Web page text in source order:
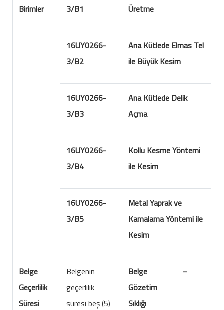
Birimler
3/B1
Üretme
16UY0266-
3/B2
Ana Kütlede Elmas Tel
ile Büyük Kesim
16UY0266-
3/B3
Ana Kütlede Delik
Açma
16UY0266-
3/B4
Kollu Kesme Yöntemi
ile Kesim
16UY0266-
3/B5
Metal Yaprak ve
Kamalama Yöntemi ile
Kesim
Belge
Geçerlilik
Süresi
Belgenin
geçerlilik
süresi beş (5)
Belge
Gözetim
Sıklığı
–